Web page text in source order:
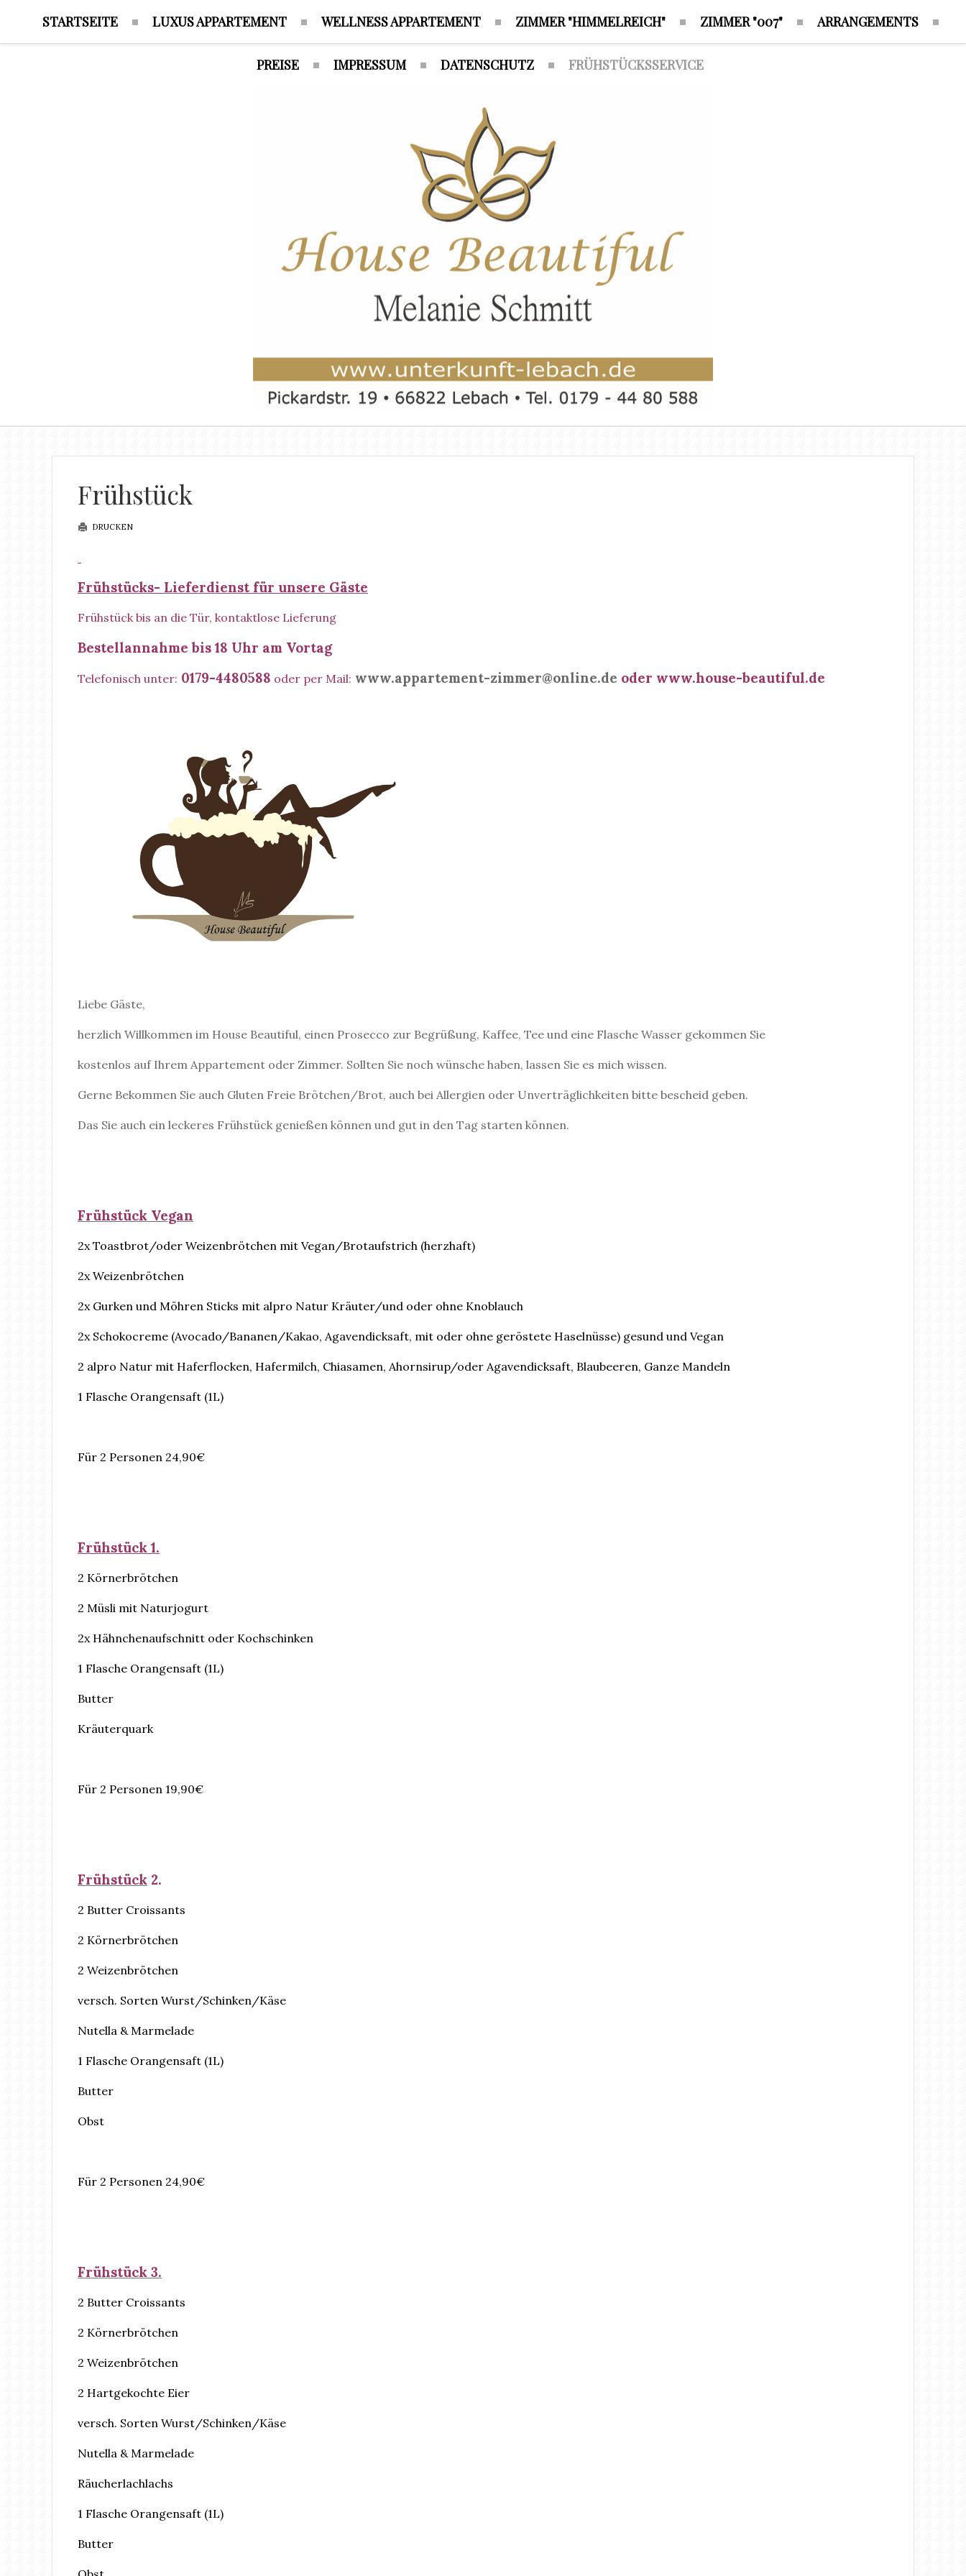
STARTSEITE LUXUS APPARTEMENT WELLNESS APPARTEMENT ZIMMER "HIMMELREICH" ZIMMER "007" ARRANGEMENTS
PREISE IMPRESSUM DATENSCHUTZ FRÜHSTÜCKSSERVICE
Frühstück
DRUCKEN
Frühstücks- Lieferdienst für unsere Gäste
Frühstück bis an die Tür, kontaktlose Lieferung
Bestellannahme bis 18 Uhr am Vortag
Telefonisch unter: 0179-4480588 oder per Mail: www.appartement-zimmer@online.de oder www.house-beautiful.de
Liebe Gäste,
herzlich Willkommen im House Beautiful, einen Prosecco zur Begrüßung, Kaffee, Tee und eine Flasche Wasser gekommen Sie
kostenlos auf Ihrem Appartement oder Zimmer. Sollten Sie noch wünsche haben, lassen Sie es mich wissen.
Gerne Bekommen Sie auch Gluten Freie Brötchen/Brot, auch bei Allergien oder Unverträglichkeiten bitte bescheid geben.
Das Sie auch ein leckeres Frühstück genießen können und gut in den Tag starten können.
Frühstück Vegan
2x Toastbrot/oder Weizenbrötchen mit Vegan/Brotaufstrich (herzhaft)
2x Weizenbrötchen
2x Gurken und Möhren Sticks mit alpro Natur Kräuter/und oder ohne Knoblauch
2x Schokocreme (Avocado/Bananen/Kakao, Agavendicksaft, mit oder ohne geröstete Haselnüsse) gesund und Vegan
2 alpro Natur mit Haferflocken, Hafermilch, Chiasamen, Ahornsirup/oder Agavendicksaft, Blaubeeren, Ganze Mandeln
1 Flasche Orangensaft (1L)
Für 2 Personen 24,90€
Frühstück 1.
2 Körnerbrötchen
2 Müsli mit Naturjogurt
2x Hähnchenaufschnitt oder Kochschinken
1 Flasche Orangensaft (1L)
Butter
Kräuterquark
Für 2 Personen 19,90€
Frühstück 2.
2 Butter Croissants
2 Körnerbrötchen
2 Weizenbrötchen
versch. Sorten Wurst/Schinken/Käse
Nutella & Marmelade
1 Flasche Orangensaft (1L)
Butter
Obst
Für 2 Personen 24,90€
Frühstück 3.
2 Butter Croissants
2 Körnerbrötchen
2 Weizenbrötchen
2 Hartgekochte Eier
versch. Sorten Wurst/Schinken/Käse
Nutella & Marmelade
Räucherlachlachs
1 Flasche Orangensaft (1L)
Butter